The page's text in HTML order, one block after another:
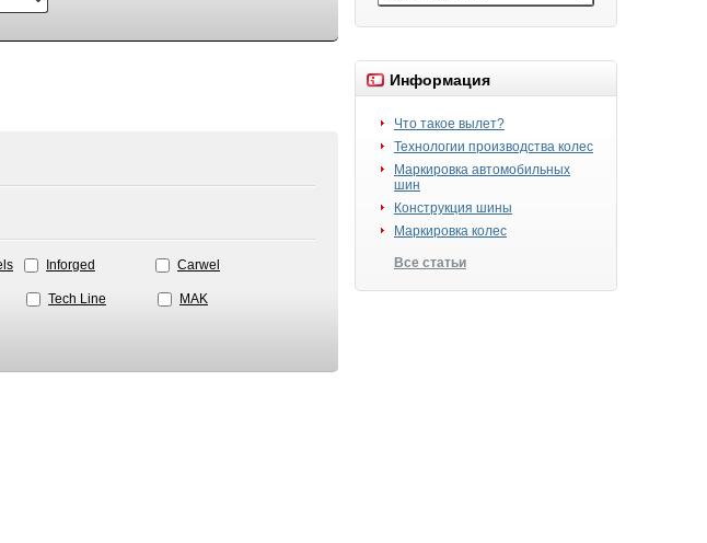
Информация
Что такое вылет?
Технологии производства колес
Маркировка автомобильных
шин
Конструкция шины
Маркировка колес
Все статьи
Inforged Carwel
Tech Line MAK